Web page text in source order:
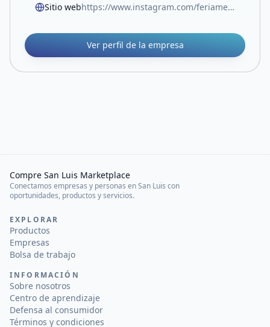
Sitio web https://www.instagram.com/feriamericana.sl_?igsh=NXM1bTR3eGU3anVq&utm_source=qr
Ver perfil de la empresa
Compre San Luis Marketplace
Conectamos empresas y personas en San Luis con
oportunidades, productos y servicios.
EXPLORAR
Productos
Empresas
Bolsa de trabajo
INFORMACIÓN
Sobre nosotros
Centro de aprendizaje
Defensa al consumidor
Términos y condiciones